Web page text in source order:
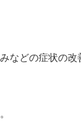
などの症状の改